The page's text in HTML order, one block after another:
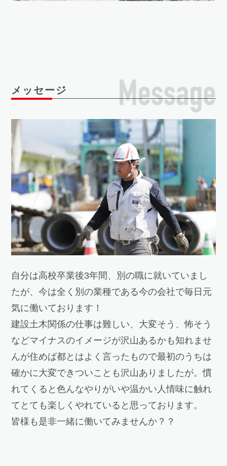
メッセージ
自分は高校卒業後3年間、別の職に就いていまし
たが、今は全く別の業種である今の会社で毎日元
気に働いております！
建設土木関係の仕事は難しい、大変そう、怖そう
などマイナスのイメージが沢山あるかも知れませ
んが住めば都とはよく言ったもので最初のうちは
確かに大変できついことも沢山ありましたが。慣
れてくると色んなやりがいや温かい人情味に触れ
てとても楽しくやれていると思っております。
皆様も是非一緒に働いてみませんか？？